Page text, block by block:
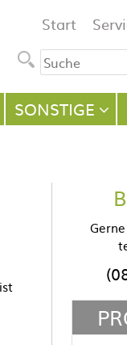
Navigation
Start
SONSTIGE